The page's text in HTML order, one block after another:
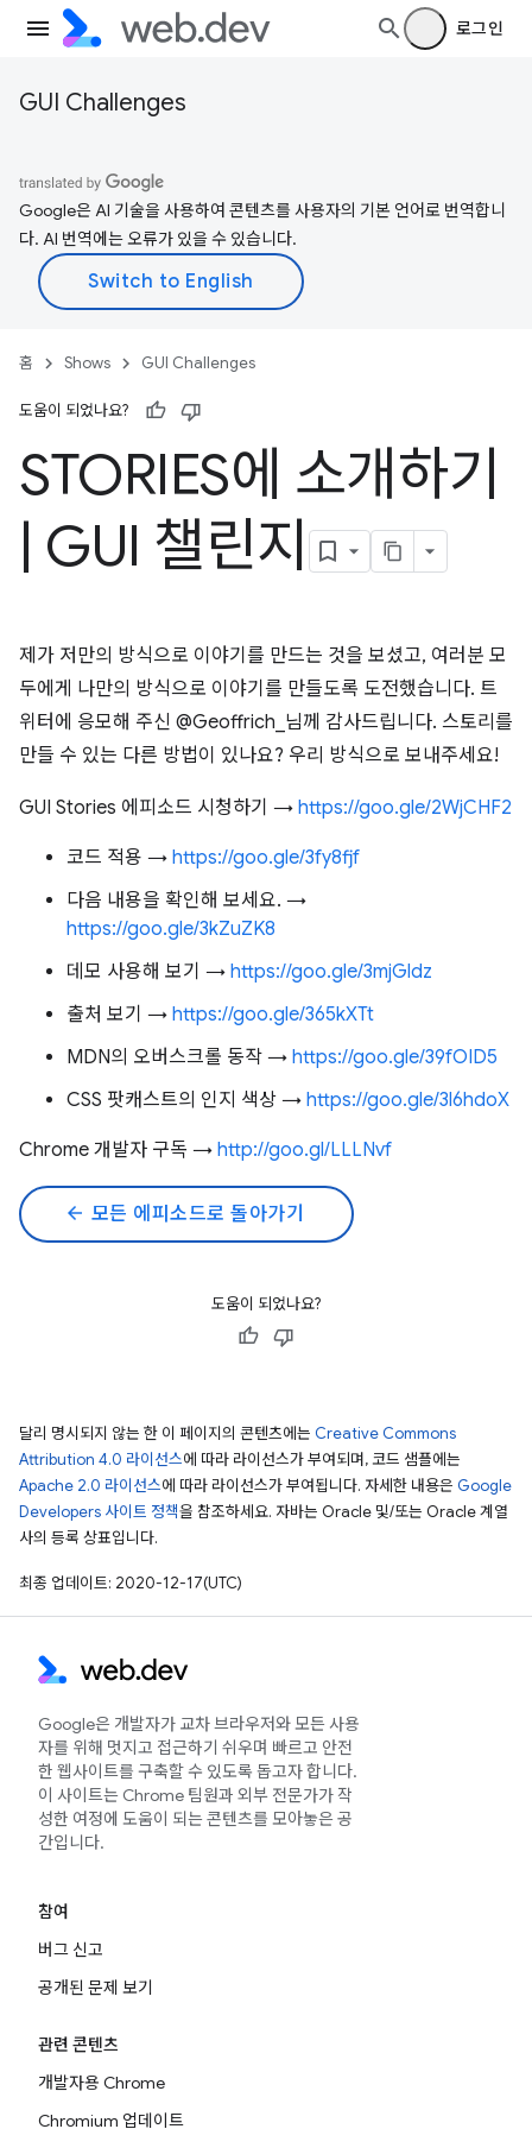
로그인
GUI Challenges
Google은 AI 기술을 사용하여 콘텐츠를 사용자의 기본 언어로 번역합니
다. AI 번역에는 오류가 있을 수 있습니다.
홈 Shows GUI Challenges
도움이 되었나요?
STORIES에 소개하기
GUI 챌린지
제가 저만의 방식으로 이야기를 만드는 것을 보셨고, 여러분 모
두에게 나만의 방식으로 이야기를 만들도록 도전했습니다. 트
위터에 응모해 주신 @Geoffrich_님께 감사드립니다. 스토리를
만들 수 있는 다른 방법이 있나요? 우리 방식으로 보내주세요!
GUI Stories 에피소드 시청하기 → https://goo.gle/2WjCHF2
코드 적용 → https://goo.gle/3fy8fjf
다음 내용을 확인해 보세요. →
https://goo.gle/3kZuZK8
데모 사용해 보기 → https://goo.gle/3mjGldz
출처 보기 → https://goo.gle/365kXTt
MDN의 오버스크롤 동작 → https://goo.gle/39fOID5
CSS 팟캐스트의 인지 색상 → https://goo.gle/3l6hdoX
Chrome 개발자 구독 → http://goo.gl/LLLNvf
arrow_back 모든 에피소드로 돌아가기
도움이 되었나요?
달리 명시되지 않는 한 이 페이지의 콘텐츠에는 Creative Commons
Attribution 4.0 라이선스에 따라 라이선스가 부여되며, 코드 샘플에는
Apache 2.0 라이선스에 따라 라이선스가 부여됩니다. 자세한 내용은 Google
Developers 사이트 정책을 참조하세요. 자바는 Oracle 및/또는 Oracle 계열
사의 등록 상표입니다.
최종 업데이트: 2020-12-17(UTC)
Google은 개발자가 교차 브라우저와 모든 사용
자를 위해 멋지고 접근하기 쉬우며 빠르고 안전
한 웹사이트를 구축할 수 있도록 돕고자 합니다.
이 사이트는 Chrome 팀원과 외부 전문가가 작
성한 여정에 도움이 되는 콘텐츠를 모아놓은 공
간입니다.
참여
버그 신고
공개된 문제 보기
관련 콘텐츠
개발자용 Chrome
Chromium 업데이트